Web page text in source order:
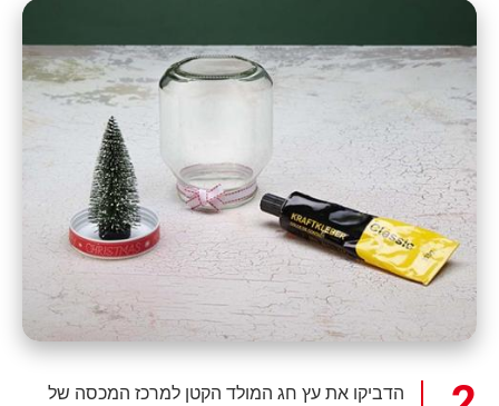
הדביקו את עץ חג המולד הקטן למרכז המכסה של